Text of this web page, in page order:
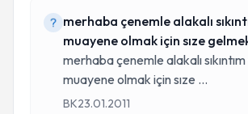
merhaba çenemle alakalı
muayene olmak için
merhaba çenemle alakalı
muayene olmak için sıze ...
BK23.01.2011